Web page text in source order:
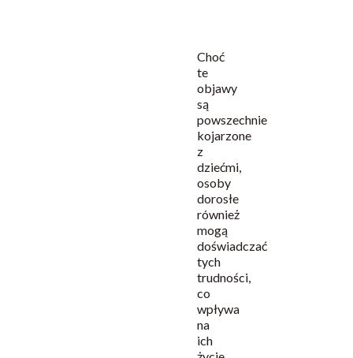
Choć
te
objawy
są
powszechnie
kojarzone
z
dziećmi,
osoby
dorosłe
również
mogą
doświadczać
tych
trudności,
co
wpływa
na
ich